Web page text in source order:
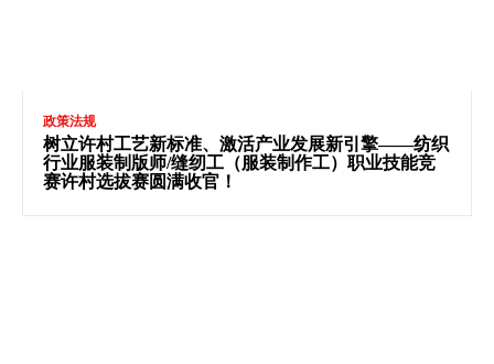
政策法规
树立许村工艺新标准、激活产业发展新引擎——纺织
行业服装制版师/缝纫工（服装制作工）职业技能竞
赛许村选拔赛圆满收官！